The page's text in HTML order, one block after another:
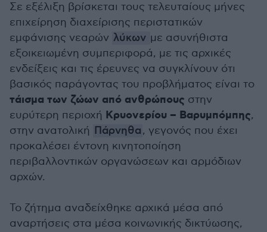
Σε εξέλιξη βρίσκεται τους τελευταίους μήνες
επιχείρηση διαχείρισης περιστατικών
εμφάνισης νεαρών λύκων με ασυνήθιστα
εξοικειωμένη συμπεριφορά, με τις αρχικές
ενδείξεις και τις έρευνες να συγκλίνουν ότι
βασικός παράγοντας του προβλήματος είναι το
τάισμα των ζώων από ανθρώπους στην
ευρύτερη περιοχή Κρυονερίου – Βαρυμπόμπης,
στην ανατολική Πάρνηθα, γεγονός που έχει
προκαλέσει έντονη κινητοποίηση
περιβαλλοντικών οργανώσεων και αρμόδιων
αρχών.
Το ζήτημα αναδείχθηκε αρχικά μέσα από
αναρτήσεις στα μέσα κοινωνικής δικτύωσης,